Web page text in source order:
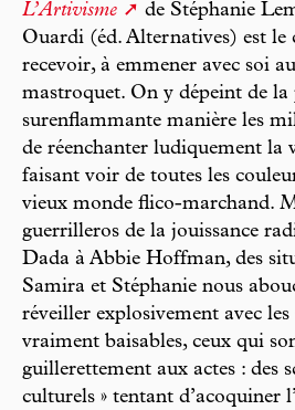
L’Artivisme
de Stéphanie
Ouardi (éd. Alternatives) est le
recevoir, à emmener avec soi
mastroquet. On y dépeint de la
surenflammante manière les
de réenchanter ludiquement la
faisant voir de toutes les
vieux monde flico-marchand.
guerrilleros de la jouissance
Dada à Abbie Hoffman, des
Samira et Stéphanie nous
réveiller explosivement avec les
vraiment baisables, ceux qui
guillerettement aux actes : des
culturels » tentant d’acoquiner